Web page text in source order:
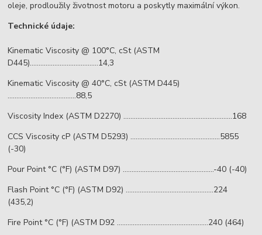
oleje, prodloužily životnost motoru a poskytly maximální výkon.
Technické údaje:
Kinematic Viscosity @ 100°C, cSt (ASTM
D445).......................................14,3
Kinematic Viscosity @ 40°C, cSt (ASTM D445)
.......................................88,5
Viscosity Index (ASTM D2270) ..............................................................168
CCS Viscosity cP (ASTM D5293) ...................................................5855
(-30)
Pour Point °C (°F) (ASTM D97) ....................................................-40 (-40)
Flash Point °C (°F) (ASTM D92) ..................................................224
(435,2)
Fire Point °C (°F) (ASTM D92 ....................................................240 (464)